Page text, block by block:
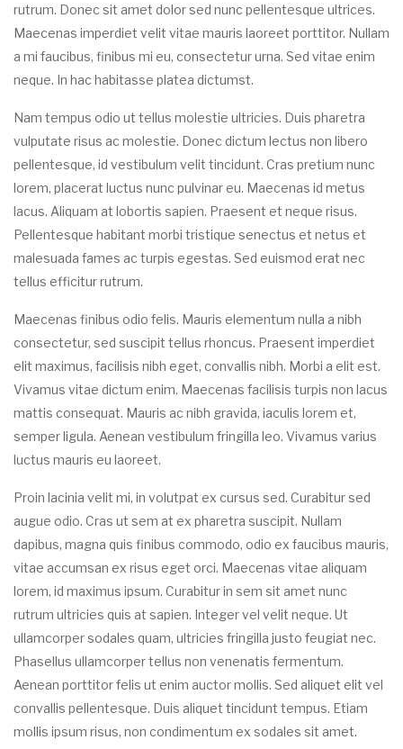
rutrum. Donec sit amet dolor sed nunc pellentesque ultrices.
Maecenas imperdiet velit vitae mauris laoreet porttitor. Nullam
a mi faucibus, finibus mi eu, consectetur urna. Sed vitae enim
neque. In hac habitasse platea dictumst.
Nam tempus odio ut tellus molestie ultricies. Duis pharetra
vulputate risus ac molestie. Donec dictum lectus non libero
pellentesque, id vestibulum velit tincidunt. Cras pretium nunc
lorem, placerat luctus nunc pulvinar eu. Maecenas id metus
lacus. Aliquam at lobortis sapien. Praesent et neque risus.
Pellentesque habitant morbi tristique senectus et netus et
malesuada fames ac turpis egestas. Sed euismod erat nec
tellus efficitur rutrum.
Maecenas finibus odio felis. Mauris elementum nulla a nibh
consectetur, sed suscipit tellus rhoncus. Praesent imperdiet
elit maximus, facilisis nibh eget, convallis nibh. Morbi a elit est.
Vivamus vitae dictum enim. Maecenas facilisis turpis non lacus
mattis consequat. Mauris ac nibh gravida, iaculis lorem et,
semper ligula. Aenean vestibulum fringilla leo. Vivamus varius
luctus mauris eu laoreet.
Proin lacinia velit mi, in volutpat ex cursus sed. Curabitur sed
augue odio. Cras ut sem at ex pharetra suscipit. Nullam
dapibus, magna quis finibus commodo, odio ex faucibus mauris,
vitae accumsan ex risus eget orci. Maecenas vitae aliquam
lorem, id maximus ipsum. Curabitur in sem sit amet nunc
rutrum ultricies quis at sapien. Integer vel velit neque. Ut
ullamcorper sodales quam, ultricies fringilla justo feugiat nec.
Phasellus ullamcorper tellus non venenatis fermentum.
Aenean porttitor felis ut enim auctor mollis. Sed aliquet elit vel
convallis pellentesque. Duis aliquet tincidunt tempus. Etiam
mollis ipsum risus, non condimentum ex sodales sit amet.